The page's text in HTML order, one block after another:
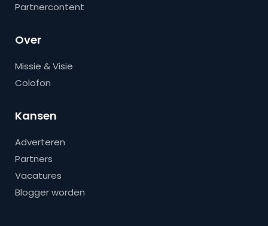
Partnercontent
Over
Missie & Visie
Colofon
Kansen
Adverteren
Partners
Vacatures
Blogger worden